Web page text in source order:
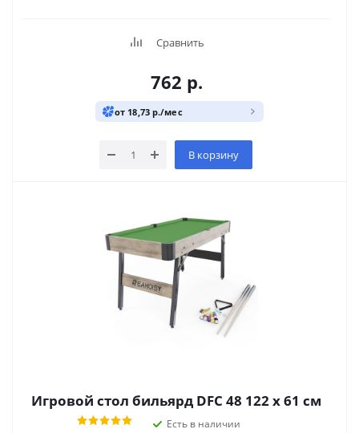
Сравнить
762 р.
от 18,73 р./мес
В корзину
Игровой стол бильярд DFC 48 122 x 61 см
Есть в наличии